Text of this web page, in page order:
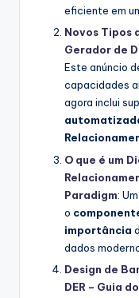
eficiente em
Novos Tipos
Gerador de
Este anúncio
capacidades
agora inclui
O que é um
Paradigm:
o
importância
dados
Design de
DER – Guia